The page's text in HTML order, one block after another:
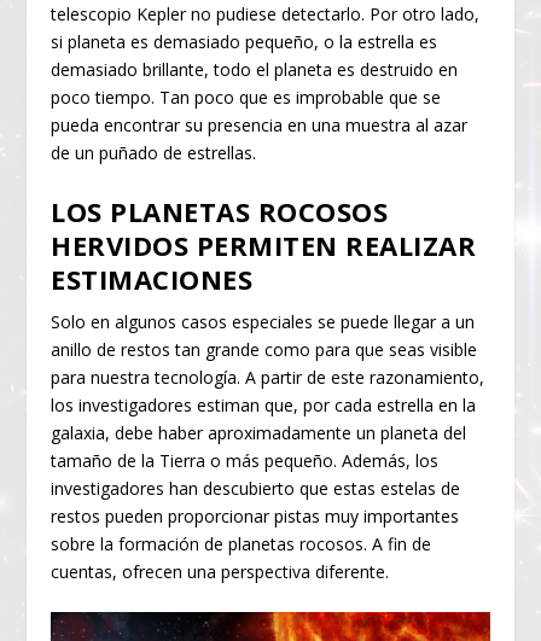
telescopio Kepler no pudiese detectarlo. Por otro lado,
si planeta es demasiado pequeño, o la estrella es
demasiado brillante, todo el planeta es destruido en
poco tiempo. Tan poco que es improbable que se
pueda encontrar su presencia en una muestra al azar
de un puñado de estrellas.
LOS PLANETAS ROCOSOS
HERVIDOS PERMITEN REALIZAR
ESTIMACIONES
Solo en algunos casos especiales se puede llegar a un
anillo de restos tan grande como para que seas visible
para nuestra tecnología. A partir de este razonamiento,
los investigadores estiman que, por cada estrella en la
galaxia, debe haber aproximadamente un planeta del
tamaño de la Tierra o más pequeño. Además, los
investigadores han descubierto que estas estelas de
restos pueden proporcionar pistas muy importantes
sobre la formación de planetas rocosos. A fin de
cuentas, ofrecen una perspectiva diferente.